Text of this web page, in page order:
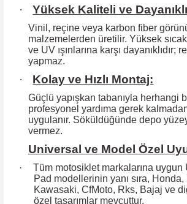
· Yüksek Kaliteli ve
Vinil, reçine veya karbon fiber
malzemelerden üretilir. Yüksek
ve UV ışınlarına karşı dayanıklıdır;
yapmaz.
· Kolay ve Hızlı Montaj:
Güçlü yapışkan tabanıyla herhangi
profesyonel yardıma gerek
uygulanır. Söküldüğünde depo
vermez.
Universal ve Model Özel
·
Tüm motosiklet markalarına uygun
Pad modellerinin yanı sıra, Honda,
Kawasaki, CfMoto, Rks, Bajaj ve
özel tasarımlar mevcuttur.